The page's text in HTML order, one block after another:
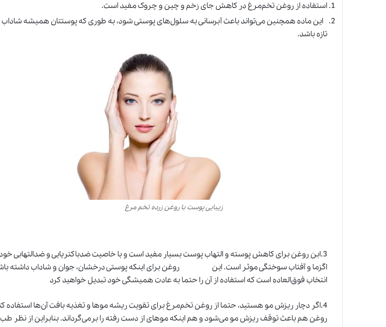
استفاده از روغن تخم‌مرغ در کاهش جای زخم و چین و چروک مفید است.
این ماده همچنین می‌تواند باعث آبرسانی به سلول‌های پوستی شود،به طوری که پوستتان همیشه شاداب
تازه باشد.
زیبایی پوست با روغن زرده تخم مرغ
3.ابن روغن برای کاهش پوسته و التهاب پوست بسیار مفید است و با خاصیت ضدباکتریایی و ضدالتهابی
اگزما و آفتاب سوختگی موثر است. این روغن برای اینکه پوستی درخشان، جوان و شاداب داشته
انتخاب فوق‌العاده است که استفاده از آن را حتما به عادت همیشگی خود تبدیل خواهید کرد
4.اگر دچار ریزش مو هستید، حتما از روغن تخم‌مرغ برای تقویت ریشه موها و تغذیه بافت آن‌ها استفاده
روغن هم باعث توقف ریزش مو می‌شود و هم اینکه موهای از دست رفته را برمی‌گرداند. بنابراین از نظر طب